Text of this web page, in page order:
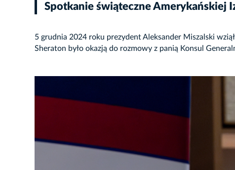
Spotkanie świąteczne Amerykańskiej
5 grudnia 2024 roku prezydent Aleksander Miszalski
Sheraton było okazją do rozmowy z panią Konsul